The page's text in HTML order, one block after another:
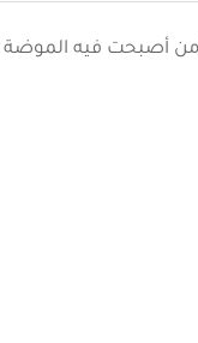
أصبحت فيه الموضة